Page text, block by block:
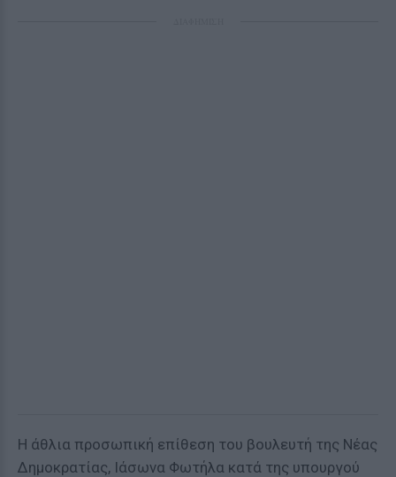
Η άθλια προσωπική επίθεση του βουλευτή της Νέας
Δημοκρατίας, Ιάσωνα Φωτήλα κατά της υπουργού